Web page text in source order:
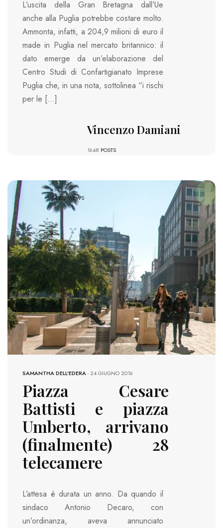
L’uscita della Gran Bretagna dall’Ue
anche alla Puglia potrebbe costare molto.
Ammonta, infatti, a 204,9 milioni di euro il
made in Puglia nel mercato britannico: il
dato emerge da un’elaborazione del
Centro Studi di Confartigianato Imprese
Puglia che, in una nota, sottolinea “i rischi
per le […]
Vincenzo Damiani
1648 POSTS
4302 VIEWS
SAMANTHA DELL'EDERA-24 GIUGNO 2016
Piazza Cesare
Battisti e piazza
Umberto, arrivano
(finalmente) 28
telecamere
L’attesa è durata un anno. Da quando il
sindaco Antonio Decaro, con
un’ordinanza, aveva annunciato